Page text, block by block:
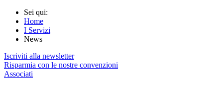
Sei qui:
Home
I Servizi
News
Iscriviti alla newsletter
Risparmia con le nostre convenzioni
Associati